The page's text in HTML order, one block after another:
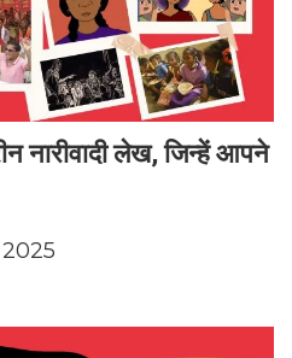
नारीवादी लेख, जिन्हें आपने